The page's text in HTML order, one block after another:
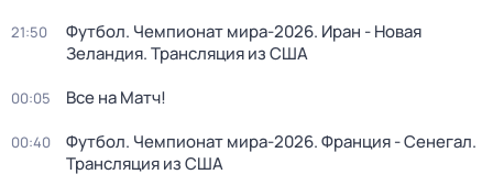
21:50
Футбол. Чемпионат мира-2026. Иран - Новая
Зеландия. Трансляция из США
00:05 Все на Матч!
00:40
Футбол. Чемпионат мира-2026. Франция - Сенегал.
Трансляция из США